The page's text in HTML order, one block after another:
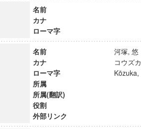
名前
カナ
ローマ字
名前
河塚,
カナ
コウズ
ローマ字
所属
所属(翻訳)
役割
外部リンク